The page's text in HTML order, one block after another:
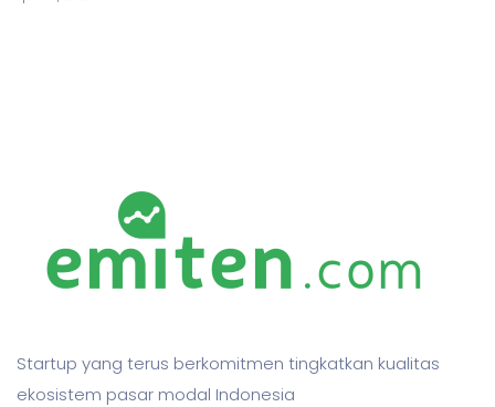
Startup yang terus berkomitmen tingkatkan kualitas
ekosistem pasar modal Indonesia